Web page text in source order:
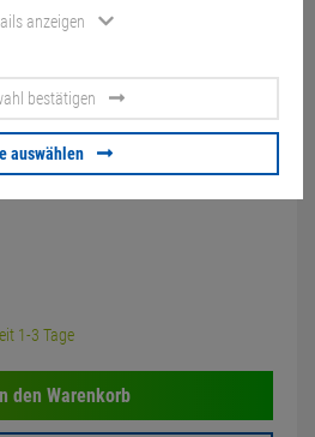
Fuß)
1-3 Tage
den Warenkorb
anzeigen
bestätigen
auswählen